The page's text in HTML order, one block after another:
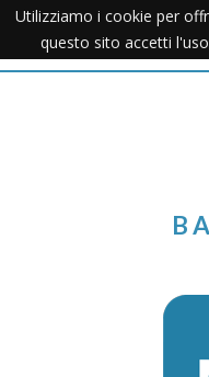
Utilizziamo i cookie per
questo sito accetti